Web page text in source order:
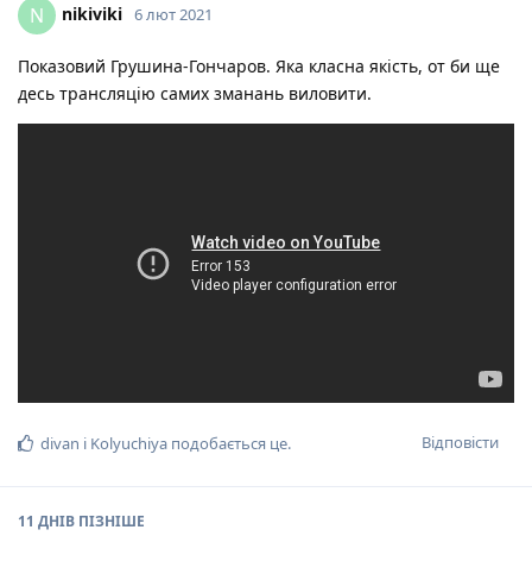
N nikiviki 6 лют 2021
Показовий Грушина-Гончаров. Яка класна якість, от би ще
десь трансляцію самих зманань виловити.
Відповісти
divan і Kolyuchiya подобається це.
11 ДНІВ ПІЗНІШЕ